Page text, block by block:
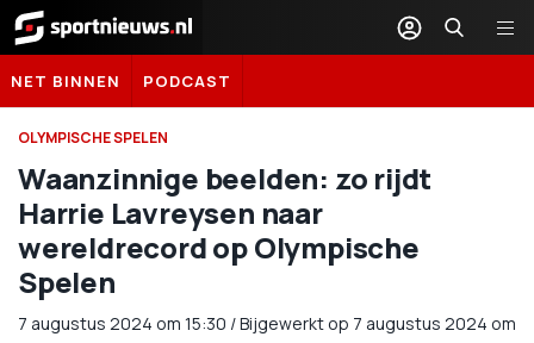
Sportnieuws.nl
NET BINNEN PODCAST
OLYMPISCHE SPELEN
Waanzinnige beelden: zo rijdt
Harrie Lavreysen naar
wereldrecord op Olympische
Spelen
7 augustus 2024 om 15:30 /Bijgewerkt op 7 augustus 2024 om